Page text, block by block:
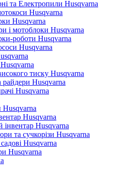
та Електропили Husqvarna
Husqvarna
Husqvarna
і мотоблоки Husqvarna
роботи Husqvarna
Husqvarna
тиску Husqvarna
райдери Husqvarna
Husqvarna
Husqvarna
інвентар Husqvarna
та сучкорізи Husqvarna
Husqvarna
Husqvarna